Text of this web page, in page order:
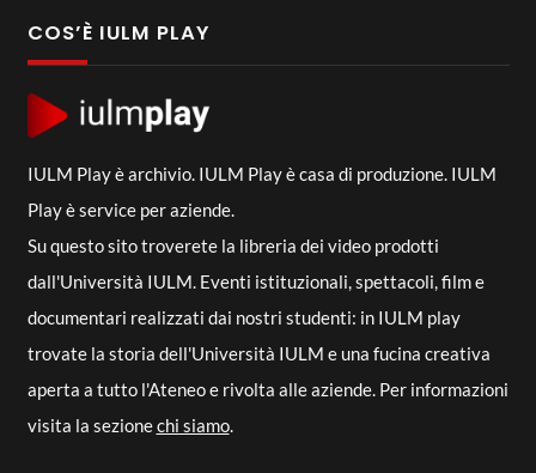
COS’È IULM PLAY
IULM Play è archivio. IULM Play è casa di produzione. IULM
Play è service per aziende.
Su questo sito troverete la libreria dei video prodotti
dall'Università IULM. Eventi istituzionali, spettacoli, film e
documentari realizzati dai nostri studenti: in IULM play
trovate la storia dell'Università IULM e una fucina creativa
aperta a tutto l'Ateneo e rivolta alle aziende. Per informazioni
visita la sezionechi siamo.